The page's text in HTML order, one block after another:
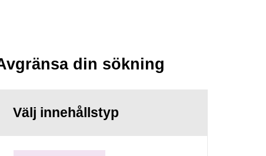
din sökning
Välj innehållstyp